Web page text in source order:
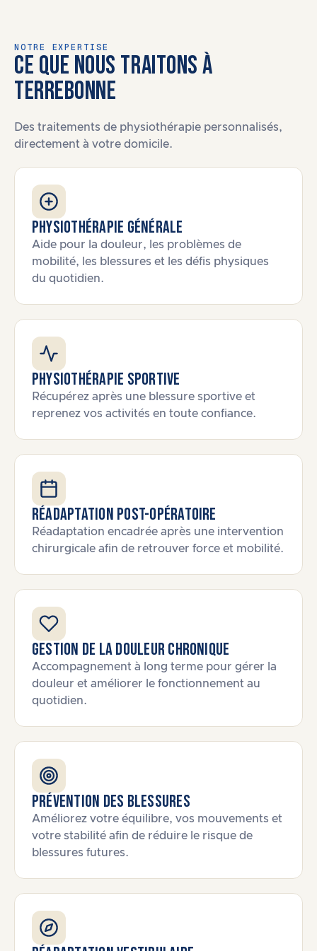
NOTRE EXPERTISE
CE QUE NOUS TRAITONS À
TERREBONNE
Des traitements de physiothérapie personnalisés,
directement à votre domicile.
Physiothérapie générale
Aide pour la douleur, les problèmes de
mobilité, les blessures et les défis physiques
du quotidien.
Physiothérapie sportive
Récupérez après une blessure sportive et
reprenez vos activités en toute confiance.
Réadaptation post-opératoire
Réadaptation encadrée après une intervention
chirurgicale afin de retrouver force et mobilité.
Gestion de la douleur chronique
Accompagnement à long terme pour gérer la
douleur et améliorer le fonctionnement au
quotidien.
Prévention des blessures
Améliorez votre équilibre, vos mouvements et
votre stabilité afin de réduire le risque de
blessures futures.